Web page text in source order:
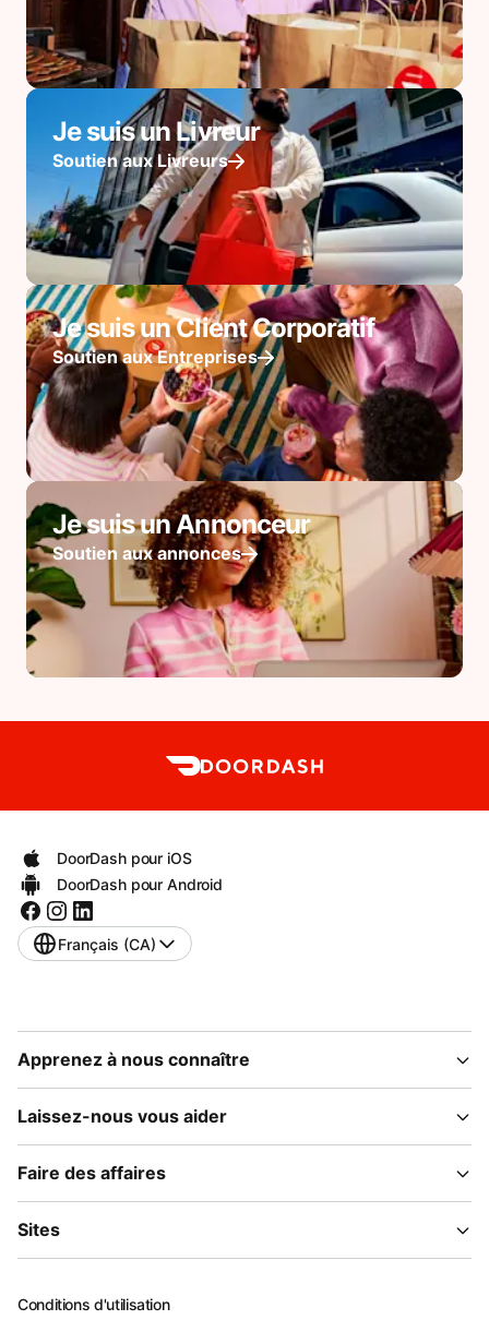
Je suis un Livreur
Soutien aux Livreurs
Je suis un Client Corporatif
Soutien aux Entreprises
Je suis un Annonceur
Soutien aux annonces
DoorDash pour iOS
DoorDash pour Android
Français (CA)
Apprenez à nous connaître
Laissez-nous vous aider
Faire des affaires
Sites
Conditions d'utilisation